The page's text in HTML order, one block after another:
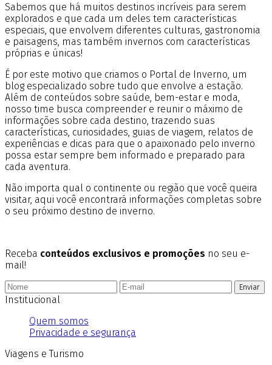
Sabemos que há muitos destinos incríveis para serem
explorados e que cada um deles tem características
especiais, que envolvem diferentes culturas, gastronomia
e paisagens, mas também invernos com características
próprias e únicas!
É por este motivo que criamos o Portal de Inverno, um
blog especializado sobre tudo que envolve a estação.
Além de conteúdos sobre saúde, bem-estar e moda,
nosso time busca compreender e reunir o máximo de
informações sobre cada destino, trazendo suas
características, curiosidades, guias de viagem, relatos de
experiências e dicas para que o apaixonado pelo inverno
possa estar sempre bem informado e preparado para
cada aventura.
Não importa qual o continente ou região que você queira
visitar, aqui você encontrará informações completas sobre
o seu próximo destino de inverno.
Receba conteúdos exclusivos e promoções no seu e-
mail!
Enviar
Institucional
Quem somos
Privacidade e segurança
Viagens e Turismo